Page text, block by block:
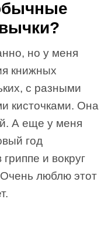
но у меня
книжных
с разными
кисточками. Она
А еще у меня
год
и вокруг
люблю этот